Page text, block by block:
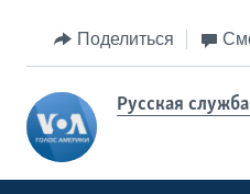
Поделиться
Русская